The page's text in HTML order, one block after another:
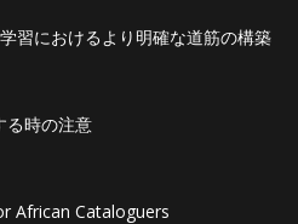
習におけるより明確な道筋の構築
る時の注意
African Cataloguers